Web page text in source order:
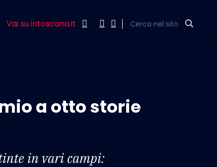
Vai su intoscana.it Cerca nel sito
a otto storie
in vari campi: